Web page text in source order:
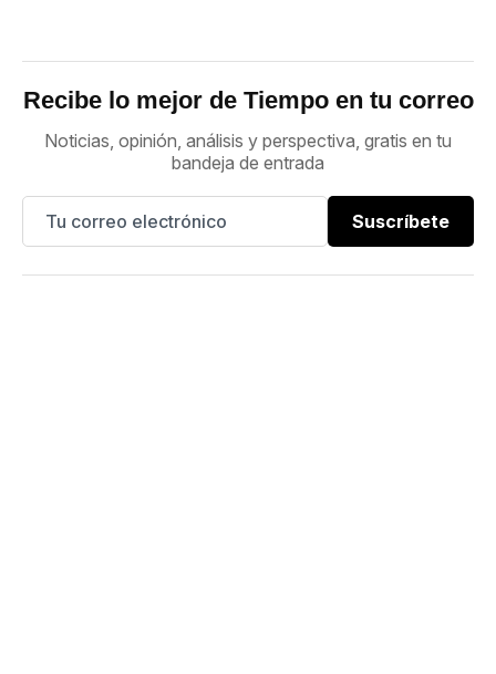
Recibe lo mejor de Tiempo en tu correo
Noticias, opinión, análisis y perspectiva, gratis en tu
bandeja de entrada
Suscríbete